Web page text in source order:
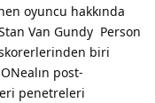
oyuncu hakkında
Van Gundy  Person
biri
post-
penetreleri